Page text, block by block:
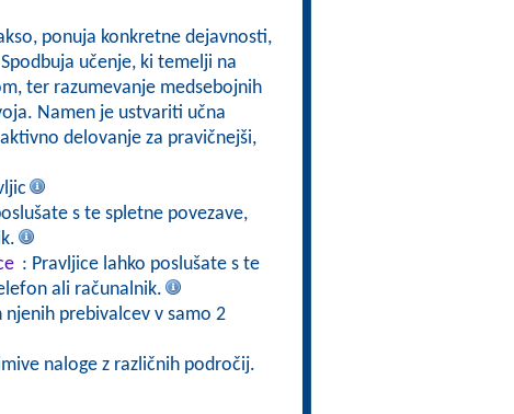
ponuja konkretne dejavnosti,
učenje, ki temelji na
ter razumevanje medsebojnih
Namen je ustvariti učna
delovanje za pravičnejši,
s te spletne povezave,
: Pravljice lahko poslušate s te
ali računalnik.
njenih prebivalcev v samo 2
naloge z različnih področij.